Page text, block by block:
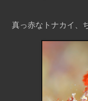
真っ赤なトナカイ、